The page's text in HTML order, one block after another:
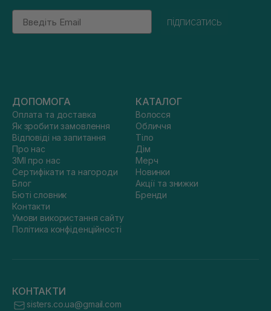
Email
підписатись
ДОПОМОГА
Оплата та доставка
Як зробити замовлення
Відповіді на запитання
Про нас
ЗМІ про нас
Сертифікати та нагороди
Блог
Бюті словник
Контакти
Умови використання сайту
Політика конфіденційності
КАТАЛОГ
Волосся
Обличчя
Тіло
Дім
Мерч
Новинки
Акції та знижки
Бренди
КОНТАКТИ
sisters.co.ua@gmail.com